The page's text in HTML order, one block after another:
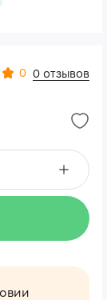
0 0 отзывов